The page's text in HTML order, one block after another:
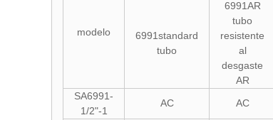
modelo
6991standard
tubo
6991AR
tubo
resistente
al
desgaste
AR
SA6991-
1/2"-1
AC AC